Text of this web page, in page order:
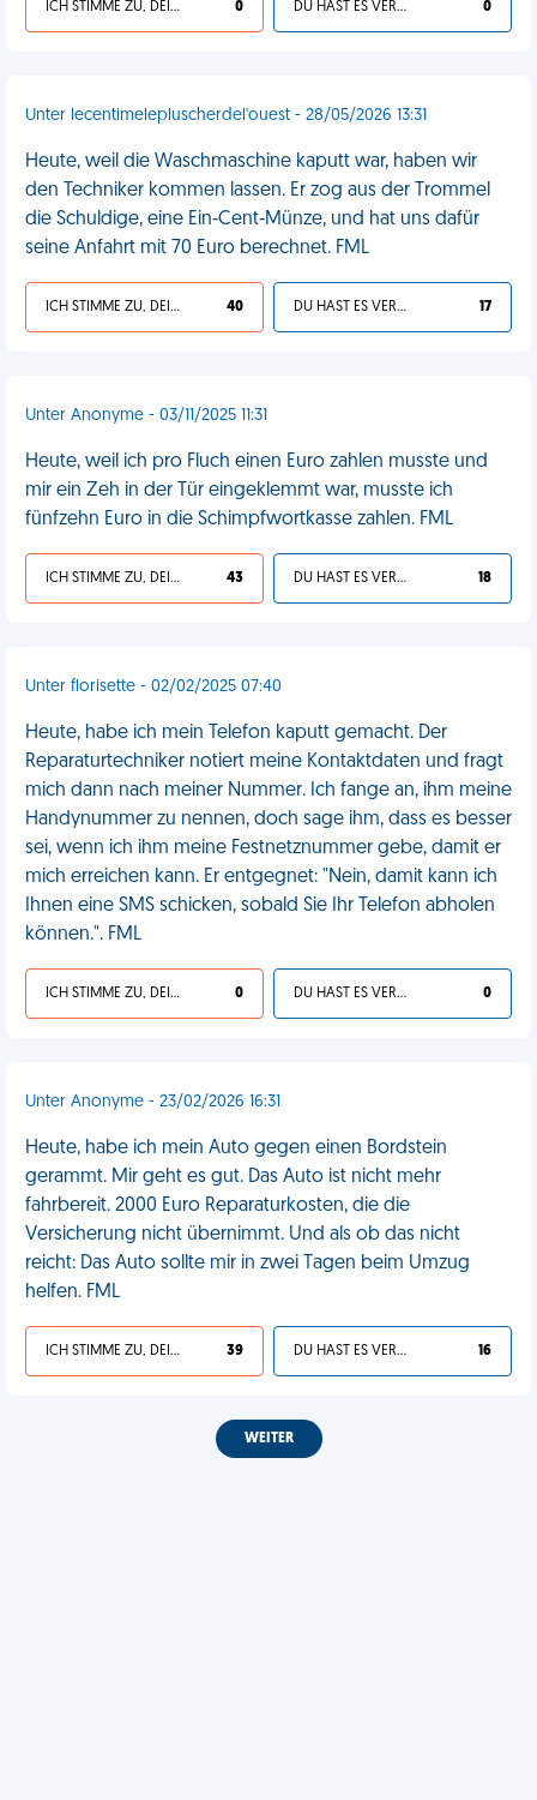
ICH STIMME ZU, DEIN LEBEN IST SCHEISSE 0 DU HAST ES VERDIENT 0
Unter lecentimelepluscherdel'ouest - 28/05/2026 13:31
Heute, weil die Waschmaschine kaputt war, haben wir
den Techniker kommen lassen. Er zog aus der Trommel
die Schuldige, eine Ein‑Cent‑Münze, und hat uns dafür
seine Anfahrt mit 70 Euro berechnet. FML
ICH STIMME ZU, DEIN LEBEN IST SCHEISSE 40 DU HAST ES VERDIENT 17
Unter Anonyme - 03/11/2025 11:31
Heute, weil ich pro Fluch einen Euro zahlen musste und
mir ein Zeh in der Tür eingeklemmt war, musste ich
fünfzehn Euro in die Schimpfwortkasse zahlen. FML
ICH STIMME ZU, DEIN LEBEN IST SCHEISSE 43 DU HAST ES VERDIENT 18
Unter florisette - 02/02/2025 07:40
Heute, habe ich mein Telefon kaputt gemacht. Der
Reparaturtechniker notiert meine Kontaktdaten und fragt
mich dann nach meiner Nummer. Ich fange an, ihm meine
Handynummer zu nennen, doch sage ihm, dass es besser
sei, wenn ich ihm meine Festnetznummer gebe, damit er
mich erreichen kann. Er entgegnet: "Nein, damit kann ich
Ihnen eine SMS schicken, sobald Sie Ihr Telefon abholen
können.". FML
ICH STIMME ZU, DEIN LEBEN IST SCHEISSE 0 DU HAST ES VERDIENT 0
Unter Anonyme - 23/02/2026 16:31
Heute, habe ich mein Auto gegen einen Bordstein
gerammt. Mir geht es gut. Das Auto ist nicht mehr
fahrbereit. 2000 Euro Reparaturkosten, die die
Versicherung nicht übernimmt. Und als ob das nicht
reicht: Das Auto sollte mir in zwei Tagen beim Umzug
helfen. FML
ICH STIMME ZU, DEIN LEBEN IST SCHEISSE 39 DU HAST ES VERDIENT 16
WEITER